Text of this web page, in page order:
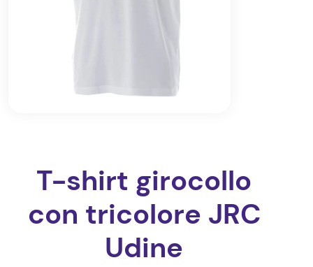
T-shirt girocollo
con tricolore JRC
Udine